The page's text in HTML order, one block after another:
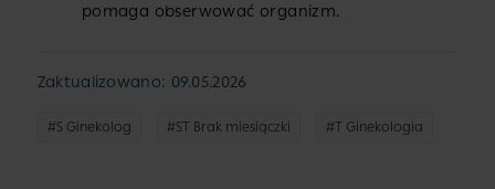
pomaga obserwować organizm.
Zaktualizowano: 09.05.2026
#S Ginekolog #ST Brak miesiączki #T Ginekologia